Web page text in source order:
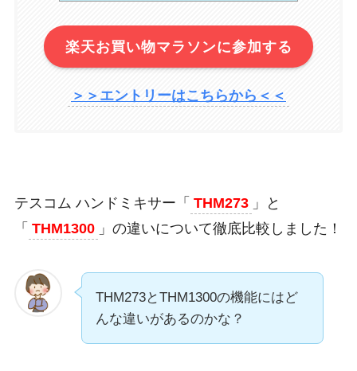
楽天お買い物マラソンに参加する
＞＞エントリーはこちらから＜＜
テスコム ハンドミキサー「 THM273 」と
「 THM1300 」の違いについて徹底比較しました！
THM273とTHM1300の機能にはど
んな違いがあるのかな？